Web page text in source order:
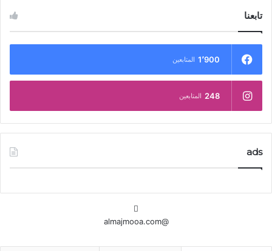
تابعنا
1٬900 المتابعين
248 المتابعين
ads
@almajmooa.com